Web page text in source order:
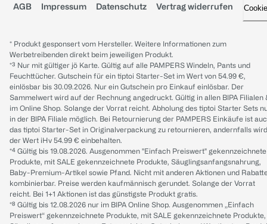
AGB Impressum Datenschutz Vertrag widerrufen
* Produkt gesponsert vom Hersteller. Weitere Informationen zum
Werbetreibenden direkt beim jeweiligen Produkt.
*³ Nur mit gültiger jö Karte. Gültig auf alle PAMPERS Windeln, Pants und
Feuchttücher. Gutschein für ein tiptoi Starter-Set im Wert von 54.99 €,
einlösbar bis 30.09.2026. Nur ein Gutschein pro Einkauf einlösbar. Der
Sammelwert wird auf der Rechnung angedruckt. Gültig in allen BIPA Filialen
im Online Shop. Solange der Vorrat reicht. Abholung des tiptoi Starter Sets
in der BIPA Filiale möglich. Bei Retournierung der PAMPERS Einkäufe ist
das tiptoi Starter-Set in Originalverpackung zu retournieren, andernfalls wird
der Wert iHv 54.99 € einbehalten.
*⁴ Gültig bis 19.08.2026. Ausgenommen "Einfach Preiswert" gekennzeichnete
Produkte, mit SALE gekennzeichnete Produkte, Säuglingsanfangsnahrung,
Baby-Premium-Artikel sowie Pfand. Nicht mit anderen Aktionen und
kombinierbar. Preise werden kaufmännisch gerundet. Solange der Vorrat
reicht. Bei 1+1 Aktionen ist das günstigste Produkt gratis.
*⁸ Gültig bis 12.08.2026 nur im BIPA Online Shop. Ausgenommen „Einfach
Preiswert“ gekennzeichnete Produkte, mit SALE gekennzeichnete Produkte,